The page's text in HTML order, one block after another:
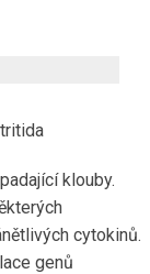
klouby.
cytokinů.
genů